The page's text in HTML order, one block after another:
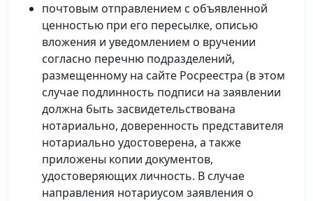
почтовым отправлением с объявленной
ценностью при его пересылке, описью
вложения и уведомлением о вручении
согласно перечню подразделений,
размещенному на сайте Росреестра (в этом
случае подлинность подписи на заявлении
должна быть засвидетельствована
нотариально, доверенность представителя
нотариально удостоверена, а также
приложены копии документов,
удостоверяющих личность. В случае
направления нотариусом заявления о